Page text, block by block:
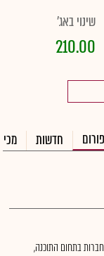
שינוי באג'
210.00
פורום חדשות
של חברות בתחום התוכנה,